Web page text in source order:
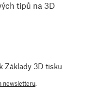
tipů na 3D
Základy 3D tisku
newsletteru